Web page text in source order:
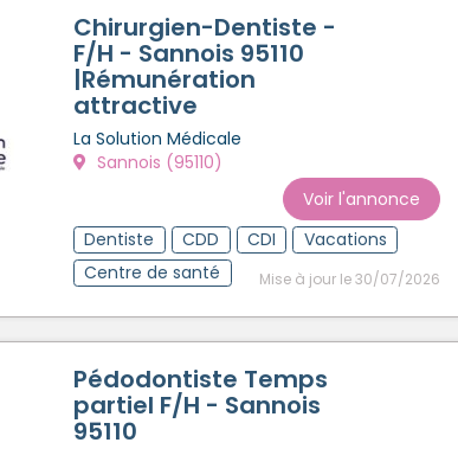
Chirurgien-Dentiste -
F/H - Sannois 95110
|Rémunération
attractive
La Solution Médicale
Sannois (95110)
Voir l'annonce
Dentiste
CDD CDI
Vacations
Centre de santé
Mise à jour le 30/07/2026
Pédodontiste Temps
partiel F/H - Sannois
95110